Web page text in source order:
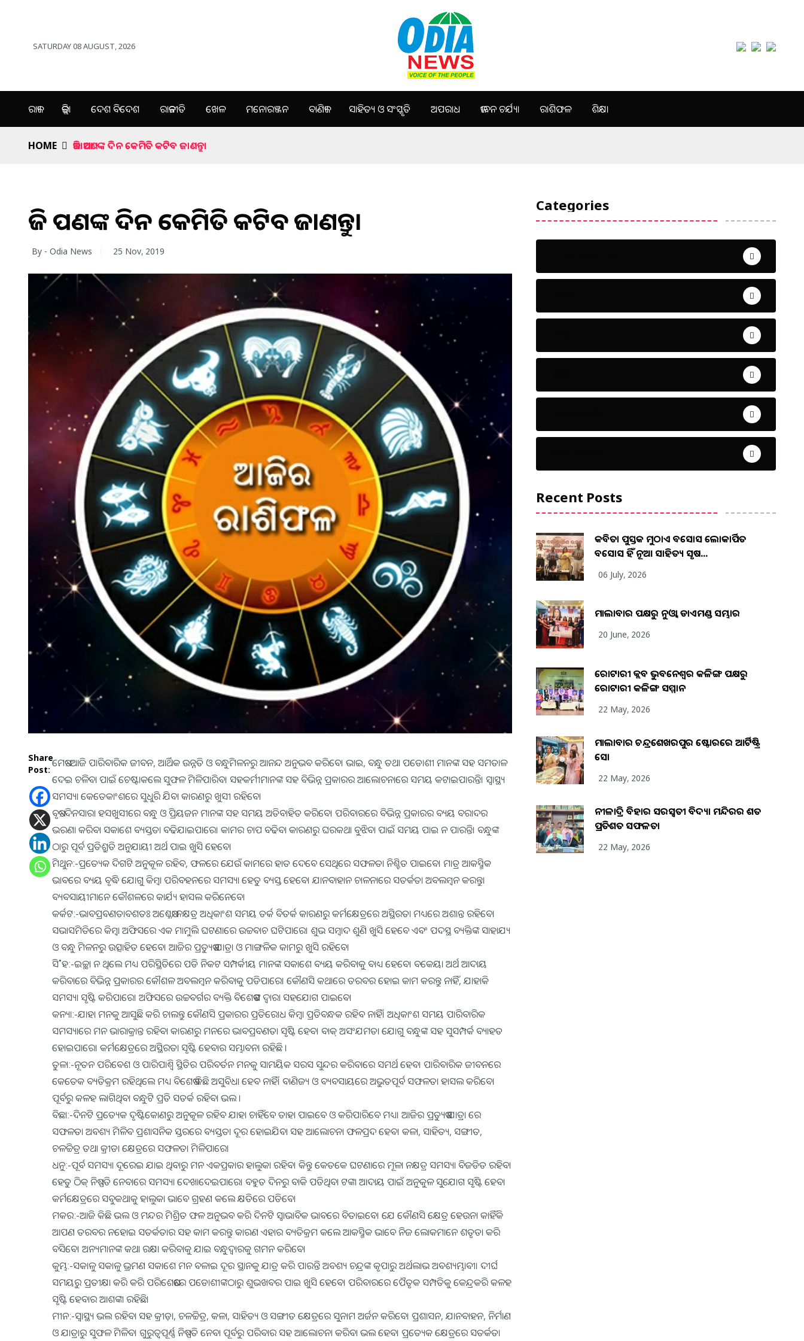
SATURDAY 08 AUGUST, 2026
ରାଜ୍ୟ ଜିଲ୍ଲା ଦେଶ ବିଦେଶ ରାଜନୀତି ଖେଳ ମନୋରଞ୍ଜନ ବାଣିଜ୍ୟ ସାହିତ୍ୟ ଓ ସଂସ୍କୃତି ଅପରାଧ ଜୀବନ ଚର୍ଯ୍ୟା ରାଶିଫଳ ଶିକ୍ଷା
HOME ଆଜି ଆପଣଙ୍କ ଦିନ କେମିତି କଟିବ ଜାଣନ୍ତୁ।
ଆଜି ଆପଣଙ୍କ ଦିନ କେମିତି କଟିବ ଜାଣନ୍ତୁ।
By - Odia News 25 Nov, 2019
Share
Post:
ମେଷ:-ଆଜି ପାରିବାରିକ ଜୀବନ, ଆର୍ଥିକ ଉନ୍ନତି ଓ ବନ୍ଧୁମିଳନରୁ ଆନନ୍ଦ ଅନୁଭବ କରିବେ। ଭାଇ, ବନ୍ଧୁ ତଥା ପଡୋଶୀ ମାନଙ୍କ ସହ ସମତାଳ
ଦେଇ ଚଳିବା ପାଇଁ ଚେଷ୍ଟାକଲେ ସୁଫଳ ମିଳିପାରିବ। ସହକର୍ମୀମାନଙ୍କ ସହ ବିଭିନ୍ନ ପ୍ରକାରର ଆଲୋଚନାରେ ସମୟ କଟାଇପାରନ୍ତି। ସ୍ବାସ୍ଥ୍ୟ
ସମସ୍ୟା କେତେକାଂଶରେ ସୁଧୁରି ଯିବା କାରଣରୁ ଖୁସୀ ରହିବେ।
ବୃଷ:-ଦିନସାରା ହସଖୁସୀରେ ବନ୍ଧୁ ଓ ପ୍ରିୟଜନ ମାନଙ୍କ ସହ ସମୟ ଅତିବାହିତ କରିବେ। ପରିବାରରେ ବିଭିନ୍ନ ପ୍ରକାରର ବ୍ୟୟ ବରାଦର
ଭରଣା କରିବା ସକାଶେ ବ୍ୟସ୍ତତା ବଢିଯାଇପାରେ। କାମର ଚାପ ବଢିବା କାରଣରୁ ଘରକଥା ବୁଝିବା ପାଇଁ ସମୟ ପାଇ ନ ପାରନ୍ତି। ବନ୍ଧୁଙ୍କ
ଠାରୁ ପୂର୍ବ ପ୍ରତିଶ୍ରୁତି ଅନୁଯାୟୀ ଅର୍ଥ ପାଇ ଖୁସି ହେବେ।
ମିଥୁନ:-ପ୍ରତ୍ୟେକ ଦିଗଟି ଅନୁକୂଳ ରହିବ, ଫଳରେ ଯେଉଁ କାମରେ ହାତ ଦେବେ ସେଥିରେ ସଫଳତା ନିଶ୍ଚିତ ପାଇବେ। ମାତ୍ର ଆକସ୍ମିକ
ଭାବରେ ବ୍ୟୟ ବୃଦ୍ଧି ଯୋଗୁ କିମ୍ବା ପରିବହନରେ ସମସ୍ୟା ହେତୁ ବ୍ୟସ୍ତ ହେବେ। ଯାନବାହାନ ଚାଳନାରେ ସତର୍କତା ଅବଲମ୍ବନ କରନ୍ତୁ।
ବ୍ୟବସାୟୀମାନେ କୌଶଳରେ କାର୍ଯ୍ୟ ହାସଲ କରିନେବେ।
କର୍କଟ:-ଭାବପ୍ରବଣତାବଶତଃ ଅଶ୍ଳେଷା ନକ୍ଷତ୍ର ଅଧିକାଂଶ ସମୟ ତର୍କ ବିତର୍କ କାରଣରୁ କର୍ମକ୍ଷେତ୍ରରେ ଅସ୍ଥିରତା ମଧ୍ୟରେ ଅଶାନ୍ତ ରହିବେ।
ସଭାସମିତିରେ କିମ୍ବା ଅଫିସରେ ଏକ ମାମୁଲି ଘଟଣାରେ ଉଚ୍ଚବାଚ ଘଟିପାରେ। ଶୁଭ ସମ୍ବାଦ ଶୁଣି ଖୁସି ହେବେ ଏବଂ ପଦସ୍ଥ ବ୍ୟକ୍ତିଙ୍କ ସାହାଯ୍ୟ
ଓ ବନ୍ଧୁ ମିଳନରୁ ଉତ୍ସାହିତ ହେବେ। ଆଜିର ପ୍ରତ୍ୟୁଷ ଯାତ୍ରା ଓ ମାଙ୍ଗଳିକ କାମରୁ ଖୁସି ରହିବେ।
ସି˚ହ:-ଇଚ୍ଛା ନ ଥିଲେ ମଧ୍ୟ ପରିସ୍ଥିତିରେ ପଡି ନିକଟ ସମ୍ପର୍କୀୟ ମାନଙ୍କ ସକାଶେ ବ୍ୟୟ କରିବାକୁ ବାଧ୍ୟ ହେବେ। ବକେୟା ଅର୍ଥ ଆଦାୟ
କରିବାରେ ବିଭିନ୍ନ ପ୍ରକାରର କୌଶଳ ଅବଲମ୍ବନ କରିବାକୁ ପଡିପାରେ। କୌଣସି କଥାରେ ତରବର ହୋଇ କାମ କରନ୍ତୁ ନାହିଁ, ଯାହାକି
ସମସ୍ୟା ସୃଷ୍ଟି କରିପାରେ। ଅଫିସରେ ଉଚ୍ଚବର୍ଗର ବ୍ୟକ୍ତି ବିଶେଷଙ୍କ ଦ୍ୱାରା ସହଯୋଗ ପାଇବେ।
କନ୍ୟା:-ଯାହା ମନକୁ ଆସୁଛି କରି ଚାଲନ୍ତୁ କୌଣସି ପ୍ରକାରର ପ୍ରତିରୋଧ କିମ୍ବା ପ୍ରତିବନ୍ଧକ ରହିବ ନାହିଁ। ଅଧିକାଂଶ ସମୟ ପାରିବାରିକ
ସମସ୍ୟାରେ ମନ ଭାରାକ୍ରାନ୍ତ ରହିବା କାରଣରୁ ମନରେ ଭାବପ୍ରବଣତା ସୃଷ୍ଟି ହେବ। ବାକ୍‌ ଅସଂଯମତା ଯୋଗୁ ବନ୍ଧୁଙ୍କ ସହ ସୁସମ୍ପର୍କ ବ୍ୟାହତ
ହୋଇପାରେ। କର୍ମକ୍ଷେତ୍ରରେ ଅସ୍ଥିରତା ସୃଷ୍ଟି ହେବାର ସମ୍ଭାବନା ରହିଛି ।
ତୁଳା:-ନୂତନ ପରିବେଶ ଓ ପାରିପାଶ୍ୱି ସ୍ଥିତିର ପରିବର୍ତନ ମନକୁ ସାମୟିକ ସରସ ସୁନ୍ଦର କରିବାରେ ସମର୍ଥ ହେବ। ପାରିବାରିକ ଜୀବନରେ
କେତେକ ବ୍ୟତିକ୍ରମ ରହିଥିଲେ ମଧ୍ୟ ବିଶେଷ କିଛି ଅସୁବିଧା ହେବ ନାହିଁ। ବାଣିଜ୍ୟ ଓ ବ୍ୟବସାୟରେ ଅଭୁତପୂର୍ବ ସଫଳତା ହାସଲ କରିବେ।
ପୂର୍ବରୁ କଳହ ଲାଗିଥିବା ବନ୍ଧୁଟି ପ୍ରତି ସତର୍କ ରହିବା ଭଲ ।
ବିଛା:-ଦିନଟି ପ୍ରତ୍ୟେକ ଦୃଷ୍ଟିକୋଣରୁ ଅନୁକୂଳ ରହିବ ଯାହା ଚାହିଁବେ ତାହା ପାଇବେ ଓ କରିପାରିବେ ମଧ୍ୟ। ଆଜିର ପ୍ରତ୍ୟୁଷ ଯାତ୍ରା ରେ
ସଫଳତା ଅବଶ୍ୟ ମିଳିବ ପ୍ରଶାସନିକ ସ୍ତରରେ ବ୍ୟସ୍ତତା ଦୂର ହୋଇଯିବା ସହ ଆଲୋଚନା ଫଳପ୍ରଦ ହେବ। କଳା, ସାହିତ୍ୟ, ସଙ୍ଗୀତ,
ଚଳଚ୍ଚିତ୍ର ତଥା କ୍ରୀଡା କ୍ଷେତ୍ରରେ ସଫଳତା ମିଳିପାରେ।
ଧନୁ:-ପୂର୍ବ ସମସ୍ୟା ଦୂରେଇ ଯାଇ ଥିବାରୁ ମନ ଏକପ୍ରକାର ହାଲୁକା ରହିବ। କିନ୍ତୁ କେତକେ ଘଟଣାରେ ମୂଳା ନକ୍ଷତ୍ର ସମସ୍ୟା ବିଜଡିତ ରହିବା
ହେତୁ ଠିକ୍‌ ନିଷ୍ପତି ନେବାରେ ସମସ୍ୟା ଦେଖାଦେଇପାରେ। ବହୁତ ଦିନରୁ ବାକି ପଡିଥିବା ଟଙ୍କା ଆଦାୟ ପାଇଁ ଅନୁକୁଳ ସୁ୍‌ଯୋଗ ସୃଷ୍ଟି ହେବ।
କର୍ମକ୍ଷେତ୍ରରେ ସବୁକଥାକୁ ହାଲୁକା ଭାବେ ଗ୍ରହଣ କଲେ କ୍ଷତିରେ ପଡିବେ।
ମକର:-ଆଜି କିଛି ଭଲ ଓ ମନ୍ଦର ମିଶ୍ରିତ ଫଳ ଅନୁଭବ କରି ଦିନଟି ସ୍ବାଭାବିକ ଭାବରେ ବିତାଇବେ। ଯେ କୌଣସି କ୍ଷେତ୍ର ହେଉନା କାହିଁକି
ଆପଣ ତରବର ନହୋଇ ସତର୍କତାର ସହ କାମ କରନ୍ତୁ କାରଣ ଏହାର ବ୍ୟତିକ୍ରମ କଲେ ଆକସ୍ମିକ ଭାବେ ନିଜ ଲୋକମାନେ ଶତୃତା କରି
ବସିବେ। ଅନ୍ୟମାନଙ୍କ କଥା ରକ୍ଷା କରିବାକୁ ଯାଇ ବନ୍ଧୁଦ୍ୱାରକୁ ଗମନ କରିବେ।
କୁମ୍ଭ:-ସକାଳୁ ସକାଳୁ ଭ୍ରମଣ ସକାଶେ ମନ ବଳାଇ ଦୂର ସ୍ଥାନକୁ ଯାତ୍ର କରି ପାରନ୍ତି ଅବଶ୍ୟ ଚନ୍ଦ୍ରଙ୍କ କୃପାରୁ ଅର୍ଥଲାଭ ଅବଶ୍ୟମ୍ଭାବୀ। ଦୀର୍ଘ
ସମୟରୁ ପ୍ରତୀକ୍ଷା କରି କରି ପରିଶେଷରେ ପଡୋଶୀଙ୍କଠାରୁ ଶୁଭଖବର ପାଇ ଖୁସି ହେବେ। ପରିବାରରେ ପୈତୃକ ସମ୍ପତିକୁ କେନ୍ଦ୍ରକରି କଳହ
ସୃଷ୍ଟି ହେବାର ଆଶଙ୍କା ରହିଛି।
ମୀନ:-ସ୍ବାସ୍ଥ୍ୟ ଭଲ ରହିବା ସହ କ୍ରୀଡ଼ା, ଚଳଚ୍ଚିତ୍ର, କଳା, ସାହିତ୍ୟ ଓ ସଙ୍ଗୀତ କ୍ଷେତ୍ରରେ ସୁନାମ ଅର୍ଜନ କରିବେ। ପ୍ରଶାସନ, ଯାନବାହନ, ନିର୍ମାଣ
ଓ ଯାତ୍ରାରୁ ସୁଫଳ ମିଳିବ। ଗୁରୁତ୍ୱପୂର୍ଣ୍ଣ ନିଷ୍ପତି ନେବା ପୂର୍ବରୁ ପରିବାର ସହ ଆଲୋଚନା କରିବା ଭଲ ହେବ। ପ୍ରତ୍ୟେକ କ୍ଷେତ୍ରରେ ସତର୍କତା
Categories
Recent Posts
କବିତା ପୁସ୍ତକ ମୁଠାଏ ଅବସୋସ ଲୋକାର୍ପିତ
ଅବସୋସ ହିଁ ନୂଆ ସାହିତ୍ୟ ସୃଷ...
06 July, 2026
ମାଲାବାର ପକ୍ଷରୁ ନୁଓ୍ବା ଡାଏମଣ୍ଡ ସମ୍ଭାର
20 June, 2026
ରୋଟାରୀ କ୍ଲବ ଭୁବନେଶ୍ୱର କଳିଙ୍ଗ ପକ୍ଷରୁ
ରୋଟାରୀ କଳିଙ୍ଗ ସମ୍ମାନ
22 May, 2026
ମାଲାବାର ଚନ୍ଦ୍ରଶେଖରପୁର ଷ୍ଟୋରରେ ଆର୍ଟିଷ୍ଟ୍ରି
ସୋ
22 May, 2026
ନୀଳାଦ୍ରି ବିହାର ସରସ୍ୱତୀ ବିଦ୍ୟା ମନ୍ଦିରର ଶତ
ପ୍ରତିଶତ ସଫଳତା
22 May, 2026